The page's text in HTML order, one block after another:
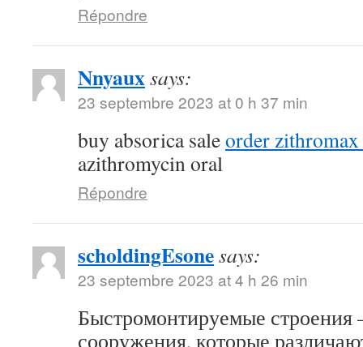
Répondre
Nnyauxsays:
23 septembre 2023 at 0 h 37 min
buy absorica saleorder
azithromycin oral
Répondre
scholdingEsonesays:
23 septembre 2023 at 4 h 26 min
Быстромонтируемые строения
сооружения, которые